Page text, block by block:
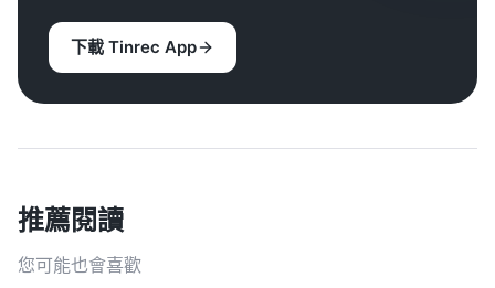
下載 Tinrec App
推薦閱讀
您可能也會喜歡